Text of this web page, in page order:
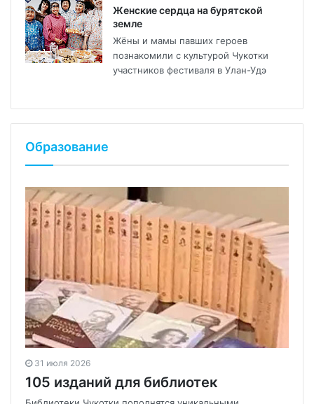
Женские сердца на бурятской
земле
Жёны и мамы павших героев
познакомили с культурой Чукотки
участников фестиваля в Улан-Удэ
Образование
31 июля 2026
105 изданий для библиотек